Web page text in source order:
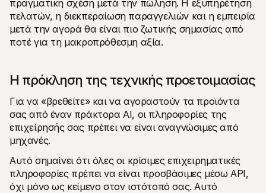
πραγματική σχέση μετά την πώληση. Η εξυπηρέτηση
πελατών, η διεκπεραίωση παραγγελιών και η εμπειρία
μετά την αγορά θα είναι πιο ζωτικής σημασίας από
ποτέ για τη μακροπρόθεσμη αξία.
Η πρόκληση της τεχνικής προετοιμασίας
Για να «βρεθείτε» και να αγοραστούν τα προϊόντα
σας από έναν πράκτορα AI, οι πληροφορίες της
επιχείρησής σας πρέπει να είναι αναγνώσιμες από
μηχανές.
Αυτό σημαίνει ότι όλες οι κρίσιμες επιχειρηματικές
πληροφορίες πρέπει να είναι προσβάσιμες μέσω API,
όχι μόνο ως κείμενο στον ιστότοπό σας. Αυτό